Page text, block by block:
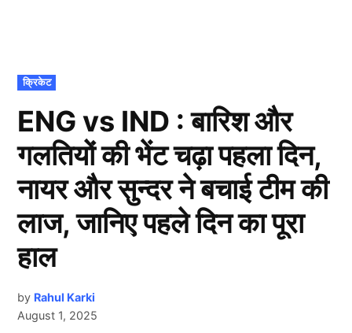
POSTED
IN
क्रिकेट
ENG vs IND : बारिश और
गलतियों की भेंट चढ़ा पहला दिन,
नायर और सुन्दर ने बचाई टीम की
लाज, जानिए पहले दिन का पूरा
हाल
by Rahul Karki
August 1, 2025